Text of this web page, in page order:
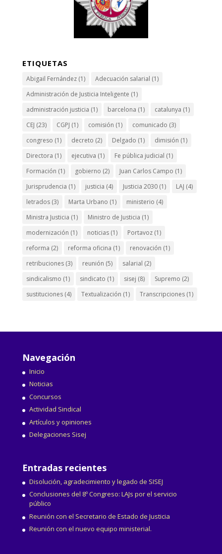
ETIQUETAS
Abigail Fernández(1) Adecuación salarial (1)
Administración de Justicia Inteligente (1)
administración justicia (1) barcelona (1) catalunya (1)
CEJ (23) CGPJ (1) comisión (1) comunicado (3)
congreso (1) decreto (2) Delgado (1) dimisión (1)
Directora (1) ejecutiva (1) Fe pública judicial (1)
Formación (1) gobierno (2) Juan Carlos Campo (1)
Jurisprudencia (1) justicia (4) Justicia 2030(1) LAJ (4)
letrados(3) Marta Urbano (1) ministerio (4)
Ministra Justicia (1) Ministro de Justicia (1)
modernización (1) noticias(1) Portavoz(1)
reforma (2) reforma oficina (1) renovación (1)
retribuciones(3) reunión (5) salarial (2)
sindicalismo (1) sindicato (1) sisej (8) Supremo (2)
sustituciones(4) Textualización (1) Transcripciones(1)
Navegación
Inicio
Noticias
Concursos
Actividad Sindical
Artículos y opiniones
Delegaciones Sisej
Entradas recientes
Disolución, agradecimiento y legado de SISEJ
Conclusiones del 8º Congreso: LAJs por el servicio
público
Reunión con el Secretario de Estado de Justicia
Reunión con el nuevo equipo ministerial.